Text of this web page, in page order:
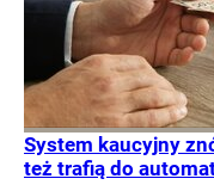
System kaucyjny
też trafią do